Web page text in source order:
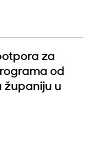
za
od
županiju u